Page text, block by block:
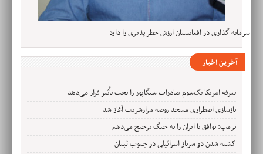
سرمایه گذاری در افغانستان ارزش خطر پذیری را دارد
آخرین اخبار
تعرفه امریکا یک‌سوم صادرات سنگاپور را تحت تأثیر قرار می‌دهد
بازسازی اضطراری مسجد روضه مزارشریف آغاز شد
ترمپ: توافق با ایران را به جنگ ترجیح می‌دهم
کشته شدن دو سرباز اسرائیلی در جنوب لبنان